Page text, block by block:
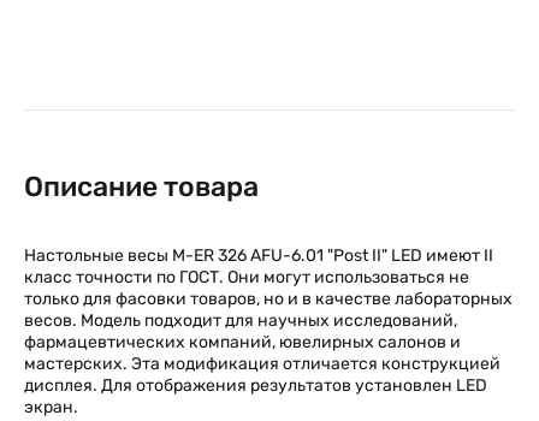
Описание товара
Настольные весы M-ER 326 AFU-6.01 "Post II" LED имеют II
класс точности по ГОСТ. Они могут использоваться не
только для фасовки товаров, но и в качестве лабораторных
весов. Модель подходит для научных исследований,
фармацевтических компаний, ювелирных салонов и
мастерских. Эта модификация отличается конструкцией
дисплея. Для отображения результатов установлен LED
экран.